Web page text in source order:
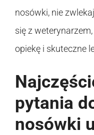
nosówki, nie
się z
opiekę i skuteczne
pytania
nosówki